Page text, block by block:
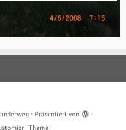
· Präsentiert von
·
Theme ·